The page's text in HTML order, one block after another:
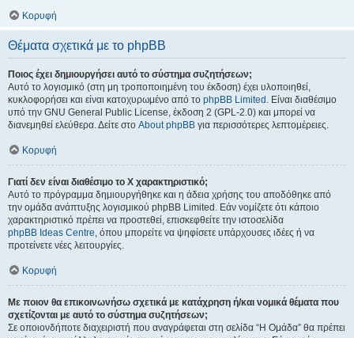
Κορυφή
Θέματα σχετικά με το phpBB
Ποιος έχει δημιουργήσει αυτό το σύστημα συζητήσεων;
Αυτό το λογισμικό (στη μη τροποποιημένη του έκδοση) έχει υλοποιηθεί,
κυκλοφορήσει και είναι κατοχυρωμένο από το phpBB Limited . Είναι διαθέσιμο
υπό την GNU General Public License, έκδοση 2 (GPL-2.0) και μπορεί να
διανεμηθεί ελεύθερα. Δείτε στο About phpBB για περισσότερες λεπτομέρειες.
Κορυφή
Γιατί δεν είναι διαθέσιμο το Χ χαρακτηριστικό;
Αυτό το πρόγραμμα δημιουργήθηκε και η άδεια χρήσης του αποδόθηκε από
την ομάδα ανάπτυξης λογισμικού phpBB Limited. Εάν νομίζετε ότι κάποιο
χαρακτηριστικό πρέπει να προστεθεί, επισκεφθείτε την ιστοσελίδα
phpBB Ideas Centre, όπου μπορείτε να ψηφίσετε υπάρχουσες ιδέες ή να
προτείνετε νέες λειτουργίες.
Κορυφή
Με ποιον θα επικοινωνήσω σχετικά με κατάχρηση ή/και νομικά θέματα που
σχετίζονται με αυτό το σύστημα συζητήσεων;
Σε οποιονδήποτε διαχειριστή που αναγράφεται στη σελίδα “Η Ομάδα” θα πρέπει